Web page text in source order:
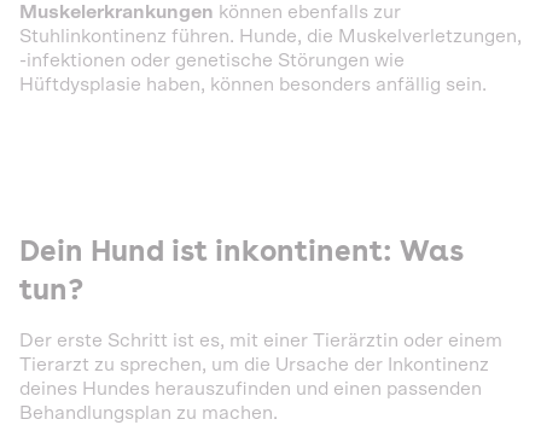
Muskelerkrankungen können ebenfalls zur
Stuhlinkontinenz führen. Hunde, die Muskelverletzungen,
-infektionen oder genetische Störungen wie
Hüftdysplasie haben, können besonders anfällig sein.
Dein Hund ist inkontinent: Was
tun?
Der erste Schritt ist es, mit einer Tierärztin oder einem
Tierarzt zu sprechen, um die Ursache der Inkontinenz
deines Hundes herauszufinden und einen passenden
Behandlungsplan zu machen.